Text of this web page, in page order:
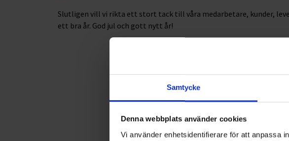
Samtycke
Denna webbplats använder cookies
Vi använder enhetsidentifierare för att anpassa
Slutligen vill vi rikta ett stort tack till våra medarbetare, kunder,
ett bra år. God jul och gott nytt år!